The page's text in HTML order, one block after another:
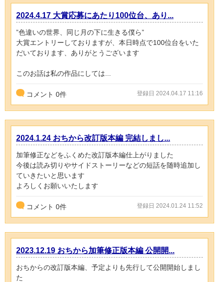
2024.4.17 大賞応募にあたり100位台、あり...
”色違いの世界、同じ月の下に生きる僕ら”
大賞エントリーしておりますが、本日時点で100位台をいた
だいております、ありがとうございます
このお話は私の作品にしては...
コメント 0件 登録日 2024.04.17 11:16
2024.1.24 おちから改訂版本編 完結しまし...
加筆修正などをふくめた改訂版本編仕上がりました
今後は読み切りやサイドストーリーなどの短話を随時追加し
ていきたいと思います
よろしくお願いいたします
コメント 0件 登録日 2024.01.24 11:52
2023.12.19 おちから加筆修正版本編 公開開...
おちからの改訂版本編、予定よりも先行して公開開始しまし
た